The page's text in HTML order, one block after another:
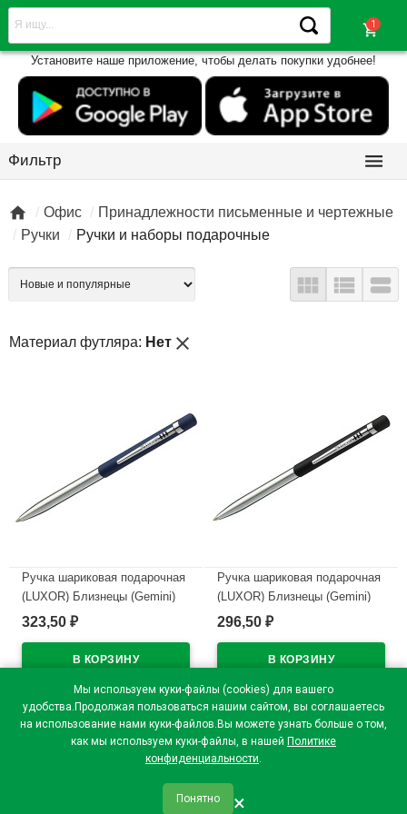
Мы используем куки-файлы (cookies) для вашего
удобства.Продолжая пользоваться нашим сайтом, вы соглашаетесь
на использование нами куки-файлов.Вы можете узнать больше о том,
как мы используем куки-файлы, в нашей Политике
конфиденциальности.
Понятно ×
shopping_cart
Установите наше приложение, чтобы делать покупки удобнее!
Фильтр 
 Офис
Принадлежности письменные и чертежные
Ручки
Ручки и наборы подарочные
  
Материал футляра: Нет close
Ручка шариковая подарочная
(LUXOR) Близнецы (Gemini)
корпус синий/хром арт.2036
323,50 ₽
Ручка шариковая подарочная
(LUXOR) Близнецы (Gemini)
корпус черный/хром арт.2035
296,50 ₽